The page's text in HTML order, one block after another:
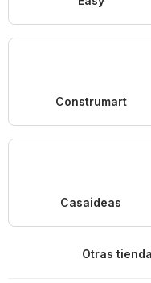
Construmart
Casaideas
Otras